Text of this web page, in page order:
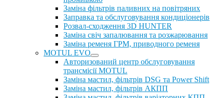
Заміна фільтрів паливних на повітряних
Заправка та обслуговування кондиціонерів
Розвал-сходження 3D HUNTER
Заміна свіч запалювання та розжарювання
Заміна ременя ГРМ, приводного ременя
MOTUL EVO
Авторизований центр обслуговування
трансмісії MOTUL
Заміна мастил, фільтрів DSG та Power Shift
Заміна мастил, фільтрів АКПП